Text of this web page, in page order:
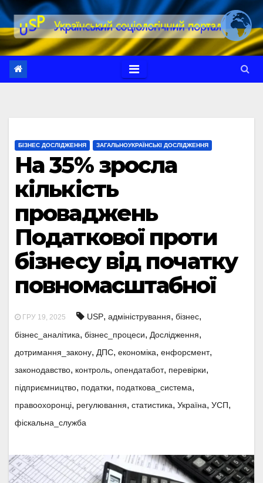
Перейти
до
вмісту
БІЗНЕС ДОСЛІДЖЕННЯ ЗАГАЛЬНОУКРАЇНСЬКІ ДОСЛІДЖЕННЯ
На 35% зросла
кількість
проваджень
Податкової проти
бізнесу від початку
повномасштабної
ГРУ 19, 2025 USP, адміністрування, бізнес,
бізнес_аналітика, бізнес_процеси, Дослідження,
дотримання_закону, ДПС, економіка, енфорсмент,
законодавство, контроль, опендатабот, перевірки,
підприємництво, податки, податкова_система,
правоохоронці, регулювання, статистика, Україна, УСП,
фіскальна_служба